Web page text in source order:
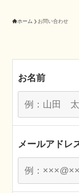
ホーム お問い合わせ
お名前
メールアドレ